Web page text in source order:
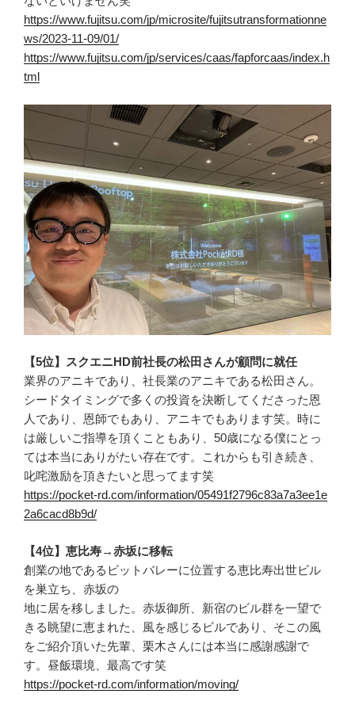
https://www.fujitsu.com/jp/microsite/fujitsutransformationne
ws/2023-11-09/01/
https://www.fujitsu.com/jp/services/caas/fapforcaas/index.h
tml
【5位】スクエニHD前社長の松田さんが顧問に就任
業界のアニキであり、社長業のアニキである松田さん。
シードタイミングで多くの投資を決断してくださった恩
人であり、恩師でもあり、アニキでもあります笑。時に
は厳しいご指導を頂くこともあり、50歳になる僕にとっ
ては本当にありがたい存在です。これからも引き続き、
叱咤激励を頂きたいと思ってます笑
https://pocket-rd.com/information/05491f2796c83a7a3ee1e
2a6cacd8b9d/
【4位】恵比寿→赤坂に移転
創業の地であるビットバレーに位置する恵比寿出世ビル
を巣立ち、赤坂の
地に居を移しました。赤坂御所、新宿のビル群を一望で
きる眺望に恵まれた、風を感じるビルであり、そこの風
をご紹介頂いた先輩、栗木さんには本当に感謝感謝で
す。昼飯環境、最高です笑
https://pocket-rd.com/information/moving/